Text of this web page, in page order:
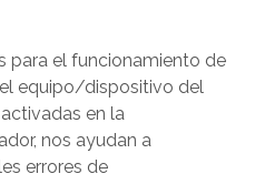
para el funcionamiento de
equipo/dispositivo del
en la
nos ayudan a
errores de